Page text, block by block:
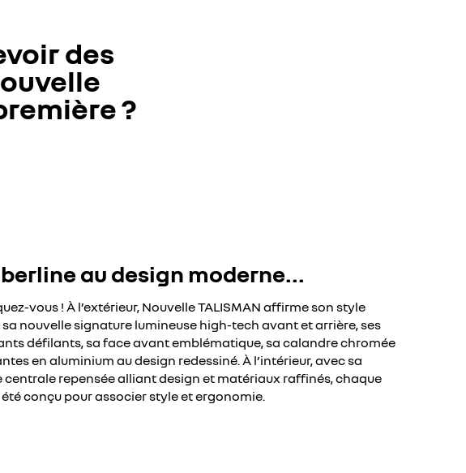
des
?
au design moderne...
vous ! À l’extérieur, Nouvelle TALISMAN affirme son style
nouvelle signature lumineuse high-tech avant et arrière, ses
défilants, sa face avant emblématique, sa calandre chromée
en aluminium au design redessiné. À l’intérieur, avec sa
centrale repensée alliant design et matériaux raffinés, chaque
conçu pour associer style et ergonomie.